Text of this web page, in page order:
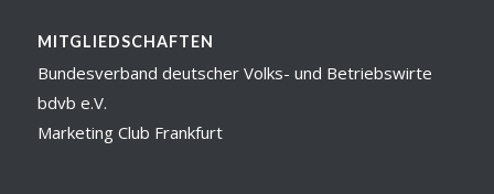
MITGLIEDSCHAFTEN
Bundesverband deutscher Volks- und Betriebswirte
bdvb e.V.
Marketing Club Frankfurt